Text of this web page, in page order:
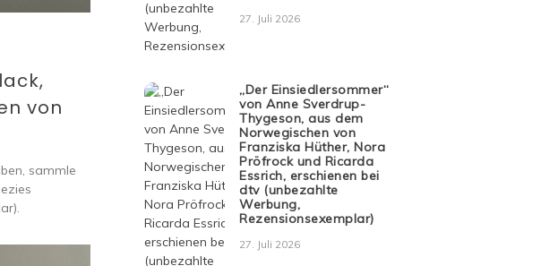
von
sammle
27. Juli 2026
„Der Einsiedlersommer“
von Anne Sverdrup-
Thygeson, aus dem
Norwegischen von
Franziska Hüther, Nora
Pröfrock und Ricarda
Essrich, erschienen bei
dtv (unbezahlte
Werbung,
Rezensionsexemplar)
27. Juli 2026